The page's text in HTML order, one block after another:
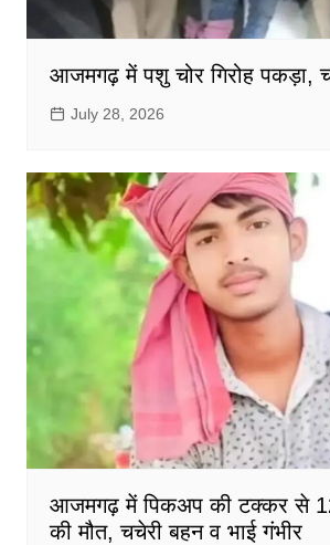
आजमगढ़ में पशु चोर गिरोह पकड़ा,
July 28, 2026
आजमगढ़ में पिकअप की टक्कर से
की मौत, चचेरी बहन व भाई गंभीर